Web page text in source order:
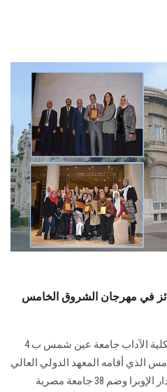
عين شمس يفوز بـ 4 جوائز في مهرجان الشروق الخامس
فاز قسم علوم الاتصال والإعلام بكلية الآداب جامعة عين شمس ب 4
الذي أقامه المعهد الدولي العالي
للإعلام بالشروق، بمركز الإبداع بدار الإوبرا وضم 38 جامعة مصرية